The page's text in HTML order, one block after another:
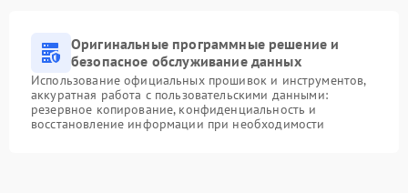
Оригинальные программные решение и
безопасное обслуживание данных
Использование официальных прошивок и инструментов,
аккуратная работа с пользовательскими данными:
резервное копирование, конфиденциальность и
восстановление информации при необходимости